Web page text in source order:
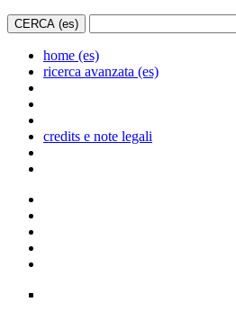
home (es)
ricerca avanzata (es)
credits e note legali